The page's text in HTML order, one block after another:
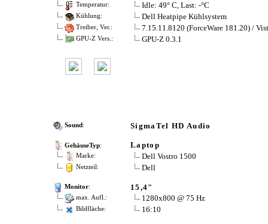
Temperatur: Idle: 49° C, Last: -°C
Kühlung: Dell Heatpipe Kühlsystem
Treiber, Ver.: 7.15.11.8120 (ForceWare 181.20) /
GPU-Z Vers.: GPU-Z 0.3.1
Sound: SigmaTel HD Audio
GehäuseTyp: Laptop
Marke: Dell Vostro 1500
Netzteil: Dell
Monitor: 15,4"
max. Aufl.: 1280x800 @ 75 Hz
Bildfläche: 16:10